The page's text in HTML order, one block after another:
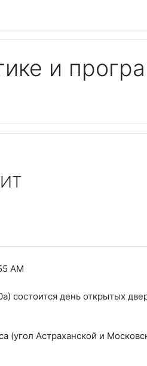
и
AM
состоится день открытых
(угол Астраханской и